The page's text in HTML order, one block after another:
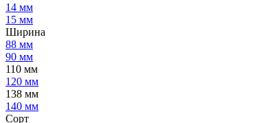
14 мм
15 мм
Ширина
88 мм
90 мм
110 мм
120 мм
138 мм
140 мм
Сорт